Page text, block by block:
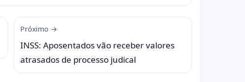
Próximo →
INSS: Aposentados vão receber valores
atrasados de processo judical